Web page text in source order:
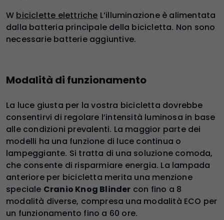
W biciclette elettriche L’illuminazione è alimentata
dalla batteria principale della bicicletta. Non sono
necessarie batterie aggiuntive.
Modalità di funzionamento
La luce giusta per la vostra bicicletta dovrebbe
consentirvi di regolare l’intensità luminosa in base
alle condizioni prevalenti. La maggior parte dei
modelli ha una funzione di luce continua o
lampeggiante. Si tratta di una soluzione comoda,
che consente di risparmiare energia. La lampada
anteriore per bicicletta merita una menzione
speciale Cranio Knog Blinder con fino a 8
modalità diverse, compresa una modalità ECO per
un funzionamento fino a 60 ore.